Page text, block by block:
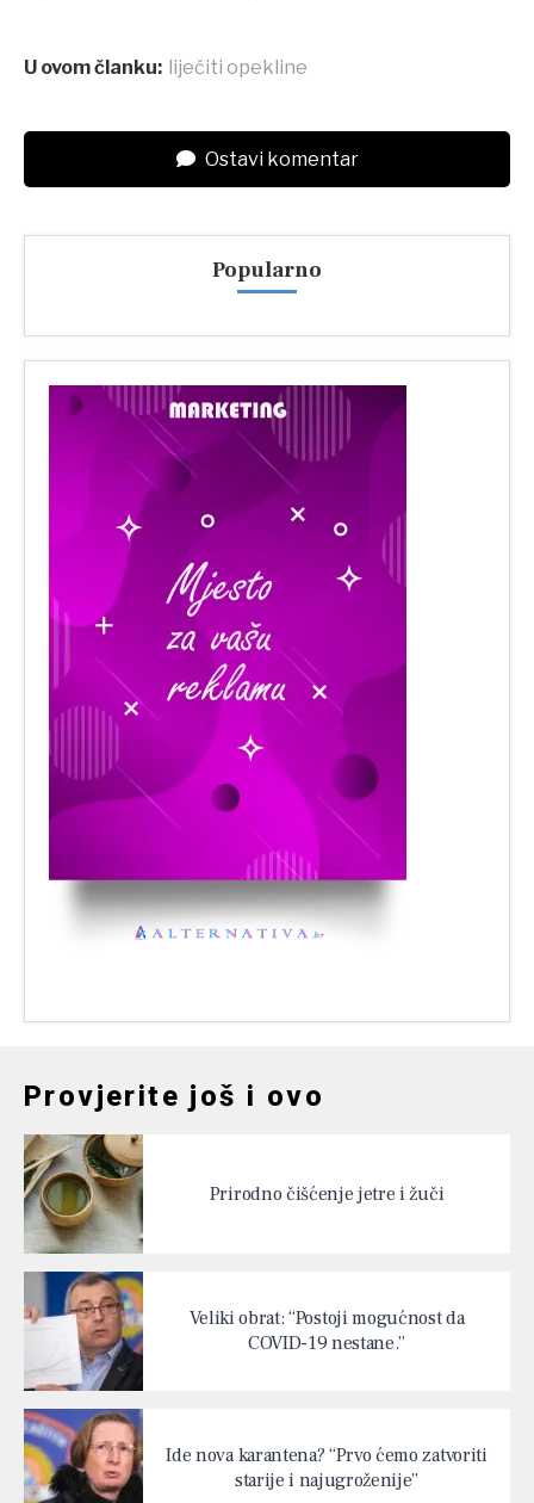
U ovom članku: liječiti opekline
Ostavi komentar
Popularno
Provjerite još i ovo
Prirodno čišćenje jetre i žuči
Veliki obrat: “Postoji mogućnost da
COVID-19 nestane.”
Ide nova karantena? “Prvo ćemo zatvoriti
starije i najugroženije”